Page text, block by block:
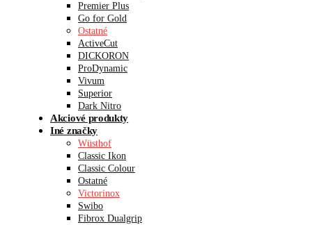
Premier Plus
Go for Gold
Ostatné
ActiveCut
DICKORON
ProDynamic
Vivum
Superior
Dark Nitro
Akciové produkty
Iné značky
Wüsthof
Classic Ikon
Classic Colour
Ostatné
Victorinox
Swibo
Fibrox Dualgrip